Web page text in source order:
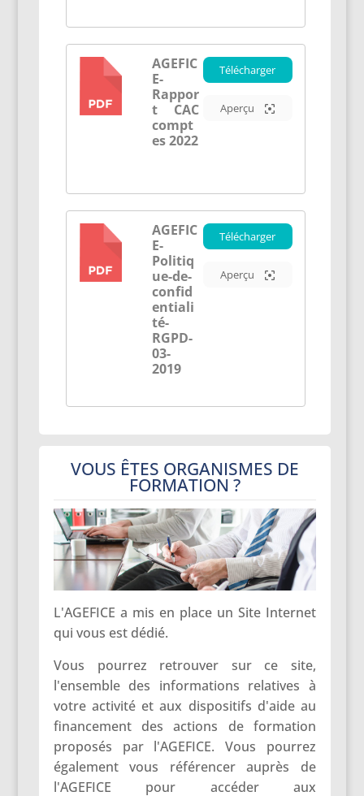
AGEFIC
E-
Rappor
t CAC
compt
es 2022
Télécharger
Aperçu
AGEFIC
E-
Politiq
ue-de-
confid
entiali
té-
RGPD-
03-
2019
Télécharger
Aperçu
VOUS ÊTES ORGANISMES DE
FORMATION ?
L'AGEFICE a mis en place un Site Internet
qui vous est dédié.
Vous pourrez retrouver sur ce site,
l'ensemble des informations relatives à
votre activité et aux dispositifs d'aide au
financement des actions de formation
proposés par l'AGEFICE. Vous pourrez
également vous référencer auprès de
l'AGEFICE pour accéder aux